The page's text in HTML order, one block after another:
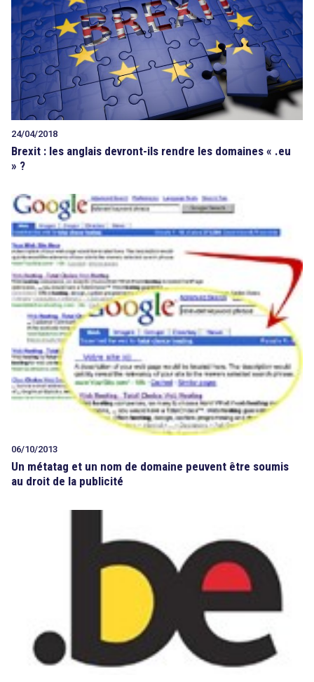
Tout sur le droit de l'innovation
Rechercher
24/04/2018
Brexit : les anglais devront-ils rendre les domaines « .eu
» ?
06/10/2013
Un métatag et un nom de domaine peuvent être soumis
au droit de la publicité